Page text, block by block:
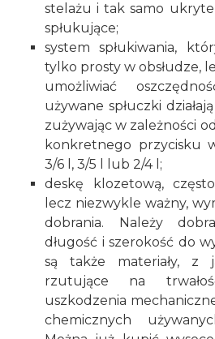
stelażu i tak samo ukryte
spłukujące;
system spłukiwania,
tylko prosty w obsłudze,
umożliwiać
używane spłuczki
zużywając w zależności
konkretnego przycisku
3/6 l, 3/5 l lub 2/4 l;
deskę klozetową,
lecz niezwykle ważny,
dobrania. Należy
długość i szerokość do
są także materiały, z
rzutujące na
uszkodzenia
chemicznych